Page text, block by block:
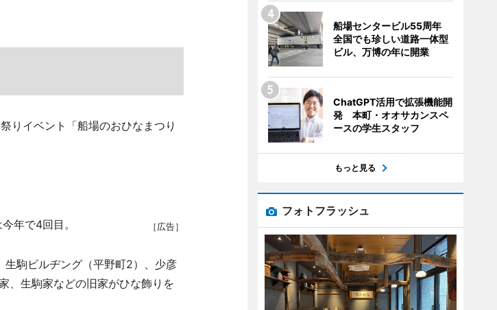
りイベント「船場のおひなまつり
［広告］
年で4回目。
駒ビルヂング（平野町2）、少彦
、生駒家などの旧家がひな飾りを
船場センタービル55周年
全国でも珍しい道路一体型
ビル、万博の年に開業
ChatGPT活用で拡張機能開
発 本町・オオサカンスペ
ースの学生スタッフ
もっと見る
フォトフラッシュ